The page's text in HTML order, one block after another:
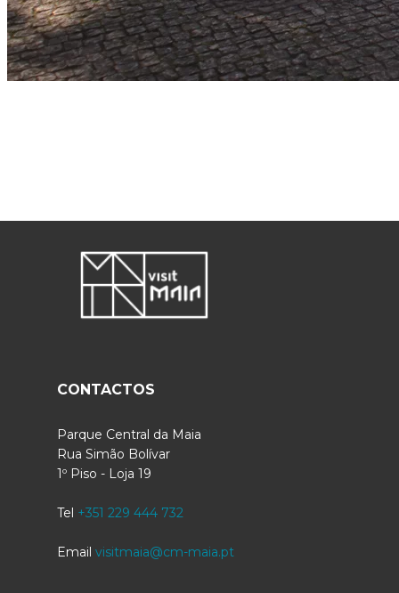
CONTACTOS
Parque Central da Maia
Rua Simão Bolívar
1º Piso - Loja 19
Tel +351 229 444 732
Email visitmaia@cm-maia.pt